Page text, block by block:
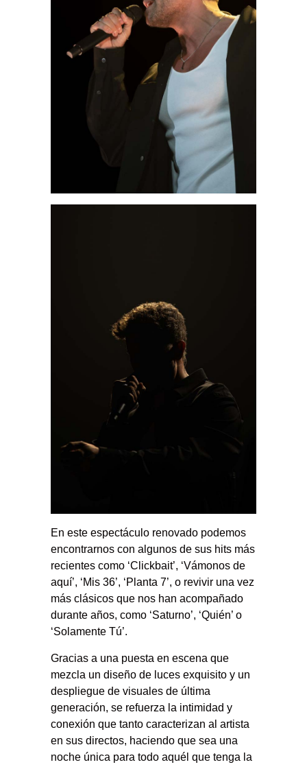
En este espectáculo renovado podemos
encontrarnos con algunos de sus hits más
recientes como ‘Clickbait’, ‘Vámonos de
aquí’, ‘Mis 36’, ‘Planta 7’, o revivir una vez
más clásicos que nos han acompañado
durante años, como ‘Saturno’, ‘Quién’ o
‘Solamente Tú’.
Gracias a una puesta en escena que
mezcla un diseño de luces exquisito y un
despliegue de visuales de última
generación, se refuerza la intimidad y
conexión que tanto caracterizan al artista
en sus directos, haciendo que sea una
noche única para todo aquél que tenga la